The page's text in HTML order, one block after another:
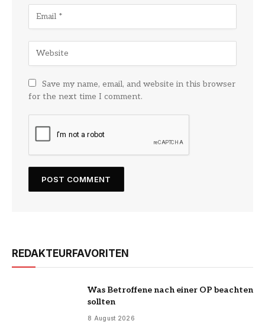
Save my name, email, and website in this browser
for the next time I comment.
REDAKTEURFAVORITEN
Was Betroffene nach einer OP beachten
sollten
8 August 2026